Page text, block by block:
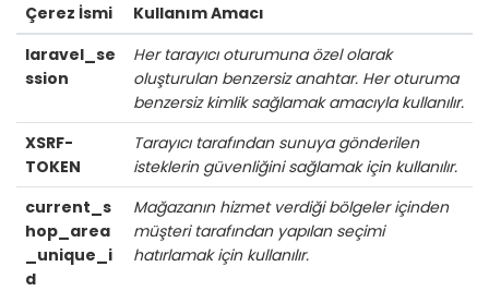
Çerez İsmi
Kullanım Amacı
laravel_se
ssion
Her tarayıcı oturumuna özel olarak
oluşturulan benzersiz anahtar. Her oturuma
benzersiz kimlik sağlamak amacıyla kullanılır.
XSRF-
TOKEN
Tarayıcı tarafından sunuya gönderilen
isteklerin güvenliğini sağlamak için kullanılır.
current_s
hop_area
_unique_i
d
Mağazanın hizmet verdiği bölgeler içinden
müşteri tarafından yapılan seçimi
hatırlamak için kullanılır.